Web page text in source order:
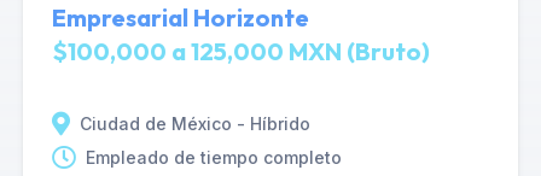
Empresarial Horizonte
$100,000 a 125,000 MXN (Bruto)
Ciudad de México - Híbrido
Empleado de tiempo completo